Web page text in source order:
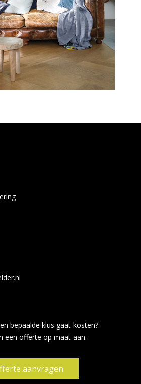
bepaalde klus gaat kosten?
een offerte op maat aan.
aanvragen